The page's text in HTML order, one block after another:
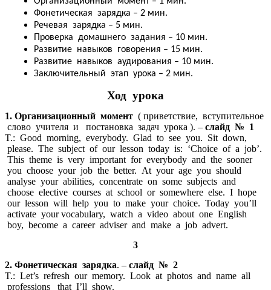
Фонетическая зарядка – 2 мин.
Речевая зарядка – 5 мин.
Проверка домашнего задания – 10 мин.
Развитие навыков говорения – 15 мин.
Развитие навыков аудирования – 10 мин.
Заключительный этап урока – 2 мин.
Ход урока
1. Организационный момент ( приветствие, вступительное
слово учителя и постановка задач урока ). – слайд № 1
T.: Good morning, everybody. Glad to see you. Sit down,
please. The subject of our lesson today is: ‘Choice of a job’.
This theme is very important for everybody and the sooner
you choose your job the better. At your age you should
analyse your abilities, concentrate on some subjects and
choose elective courses at school or somewhere else. I hope
our lesson will help you to make your choice. Today you’ll
activate your vocabulary, watch a video about one English
boy, become a career adviser and make a job advert.
3
2. Фонетическая зарядка. – слайд № 2
T.: Let’s refresh our memory. Look at photos and name all
professions that I’ll show.